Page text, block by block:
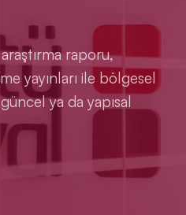
raporu,
yayınları ile bölgesel
ya da yapısal